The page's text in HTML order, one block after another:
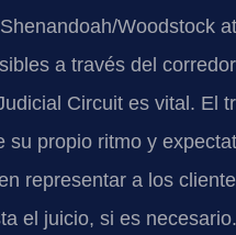
Woodstock
a través del
Circuit es vital. El
su propio ritmo y
representar a los
el juicio, si es necesario.